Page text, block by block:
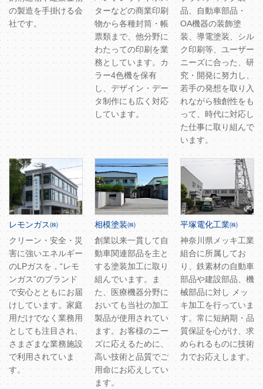
の製造を手掛ける会
社です。
ターなどの商業印刷
物から各種封筒・帳
票類まで、他分野に
わたっての印刷を業
務としています。カ
ラー4色機を保有
し、デザイン・デー
タ制作にも広く対応
しています。
品、自動車部品・
OA機器の装飾塗
装、導電塗装、シル
ク印刷等、ユーザー
ニーズに合った、研
究・開発に努力し、
若手の発想を取り入
れながら独創性をも
って、時代に対応し
た仕事に取り組んで
います。
レモンガス㈱
クリーン・安全・災
害に強いエネルギー
のLPガスを，“レモ
ンガス”のブランド
で安心とともにお届
けしています。家庭
用だけでなく業務用
としても注目され、
さまざまな業務施設
で利用されていま
す。
相模塗装㈱
創業以来一貫して自
動車関連部品を主と
する塗装加工に取り
組んでいます。ま
た、医療機器分野に
おいても当社の加工
製品が使用されてい
ます。お客様のニー
ズに応えるために、
高い技術と品質でご
用命にお応えしてい
ます。
平塚電化工業㈱
神奈川県メッキ工業
組合に所属してお
り、鉄素材の自動車
部品や建設部品、機
械部品に対し メッ
キ加工を行っていま
す。常に短納期・品
質保証を心がけ、求
められるものに技術
力でお応えします。